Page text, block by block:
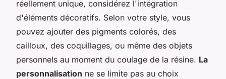
réellement unique, considérez l'intégration
d'éléments décoratifs. Selon votre style, vous
pouvez ajouter des pigments colorés, des
cailloux, des coquillages, ou même des objets
personnels au moment du coulage de la résine. La
personnalisation ne se limite pas au choix